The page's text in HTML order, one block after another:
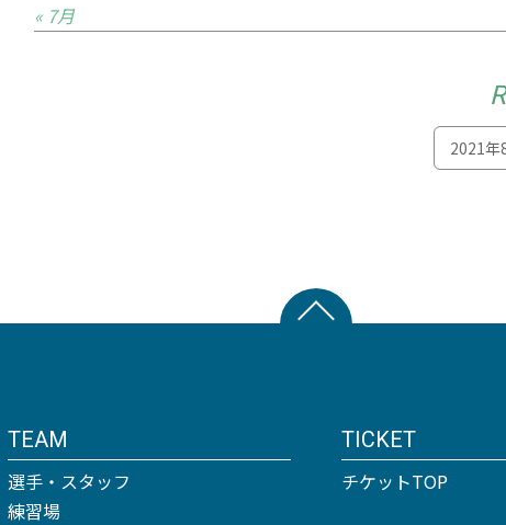
« 7月
TEAM
選手・スタッフ
練習場
TICKET
チケットTOP